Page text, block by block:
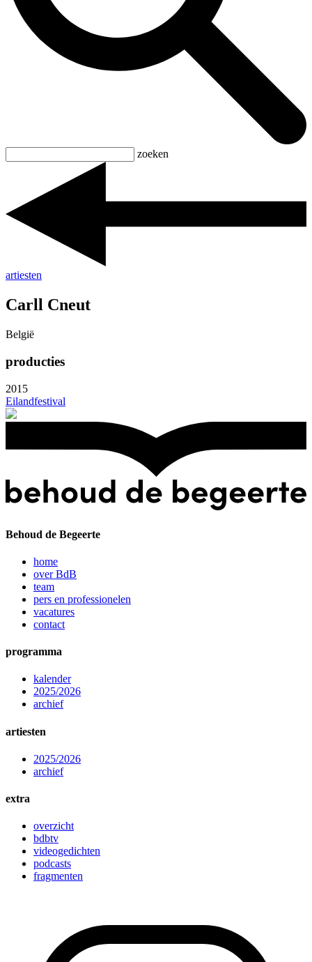
zoeken
artiesten
Carll Cneut
België
producties
2015
Eilandfestival
Behoud de Begeerte
home
over BdB
team
pers en professionelen
vacatures
contact
programma
kalender
2025/2026
archief
artiesten
2025/2026
archief
extra
overzicht
bdbtv
videogedichten
podcasts
fragmenten